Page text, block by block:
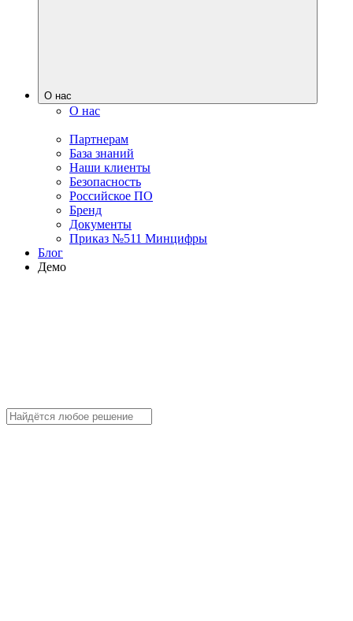
О нас
О нас
Партнерам
База знаний
Наши клиенты
Безопасность
Российское ПО
Бренд
Документы
Приказ №511 Минцифры
Блог
Демо